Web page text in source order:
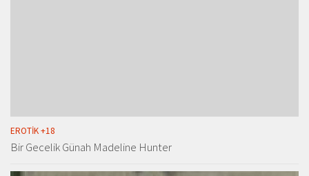
EROTIK +18
Bir Gecelik Günah Madeline Hunter